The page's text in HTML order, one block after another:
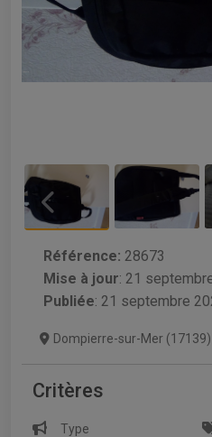
Référence: 28673
Mise à jour: 21
Publiée: 21 septembre
Dompierre-sur-Mer (17139)
Critères
Type